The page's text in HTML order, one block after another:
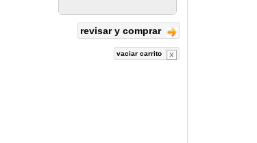
revisar y comprar
vaciar carrito